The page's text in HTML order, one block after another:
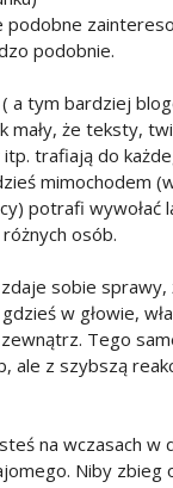
podobne
podobnie.
a tym bardziej
mały, że teksty,
trafiają do
mimochodem
potrafi wywołać
osób.
sobie sprawy,
w głowie,
Tego
ale z szybszą
na wczasach w
Niby zbieg